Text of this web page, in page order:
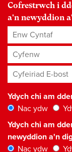
Cofrestrwch i
a'n newyddion
Enw Cyntaf
Cyfenw
Cyfeiriad E-bost*
Ydych chi am
Nac ydw
Ydych chi am
newyddion a'n
Nac ydw